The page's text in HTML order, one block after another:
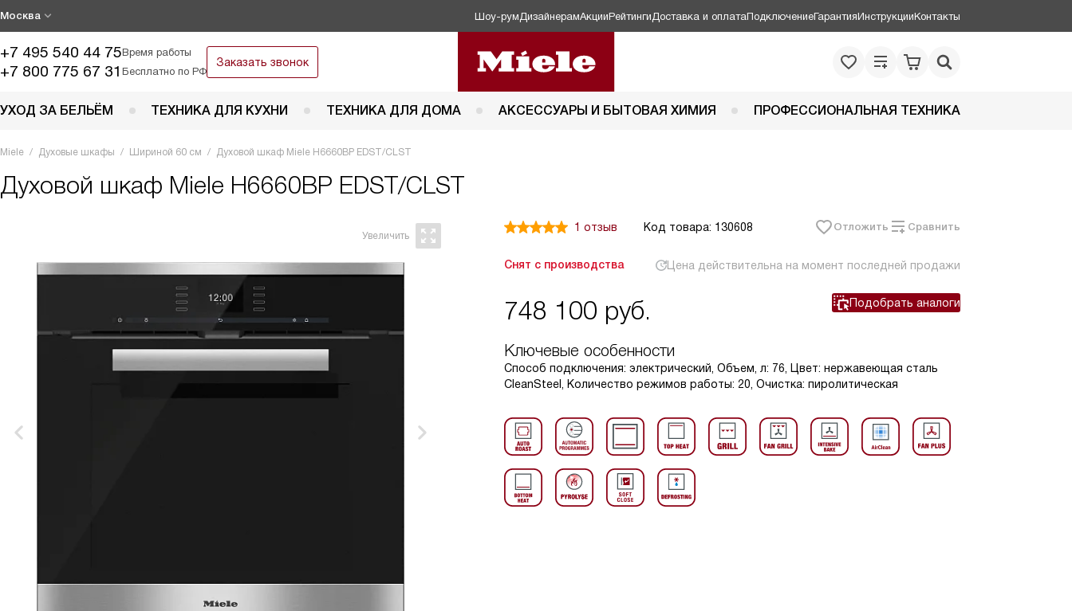
Москва Шоу-рум ДизайнерамАкцииРейтинги Доставка и оплатаПодключениеГарантияИнструкцииКонтакты
+7 495 540 44 75Время работы
+7 800 775 67 31 Бесплатно по РФ
Заказать звонок
УХОД ЗА БЕЛЬЁМ ТЕХНИКА ДЛЯ КУХНИ ТЕХНИКА ДЛЯ ДОМА АКСЕССУАРЫ И БЫТОВАЯ ХИМИЯ ПРОФЕССИОНАЛЬНАЯ ТЕХНИКА
Miele Духовые шкафы Шириной 60 см Духовой шкаф Miele H6660BP EDST/CLST
Духовой шкаф Miele H6660BP EDST/CLST
1 отзыв Код товара: 130608 Отложить Сравнить
Снят с производства Цена действительна на момент последней продажи
748 100 руб. Подобрать аналоги
Ключевые особенности
Способ подключения: электрический, Объем, л: 76, Цвет: нержавеющая сталь
CleanSteel, Количество режимов работы: 20, Очистка: пиролитическая